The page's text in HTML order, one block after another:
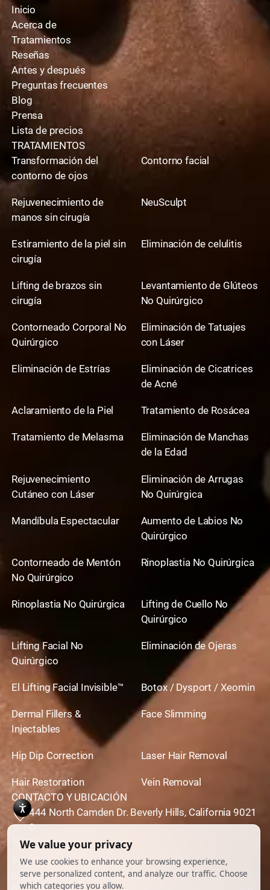
Inicio
Acerca de
Tratamientos
Reseñas
Antes y después
Preguntas frecuentes
Blog
Prensa
Lista de precios
TRATAMIENTOS
Transformación del
contorno de ojos
Contorno facial
Rejuvenecimiento de
manos sin cirugía
NeuSculpt
Estiramiento de la piel sin
cirugía
Eliminación de celulitis
Lifting de brazos sin
cirugía
Levantamiento de Glúteos
No Quirúrgico
Contorneado Corporal No
Quirúrgico
Eliminación de Tatuajes
con Láser
Eliminación de Estrías
Eliminación de Cicatrices
de Acné
Aclaramiento de la Piel Tratamiento de Rosácea
Tratamiento de Melasma
Eliminación de Manchas
de la Edad
Rejuvenecimiento
Cutáneo con Láser
Eliminación de Arrugas
No Quirúrgica
Mandíbula Espectacular
Aumento de Labios No
Quirúrgico
Contorneado de Mentón
No Quirúrgico
Rinoplastia No Quirúrgica
Rinoplastia No Quirúrgica
Lifting de Cuello No
Quirúrgico
Lifting Facial No
Quirúrgico
Eliminación de Ojeras
El Lifting Facial Invisible™ Botox / Dysport / Xeomin
Dermal Fillers &
Injectables
Face Slimming
Hip Dip Correction Laser Hair Removal
Hair Restoration
Vein Removal
CONTACTO Y UBICACIÓN
444 North Camden Dr. Beverly Hills, California 9021
0
310,651,6267
© 2026 Todos los derechos reservados.
Impulsado porAnkord Media